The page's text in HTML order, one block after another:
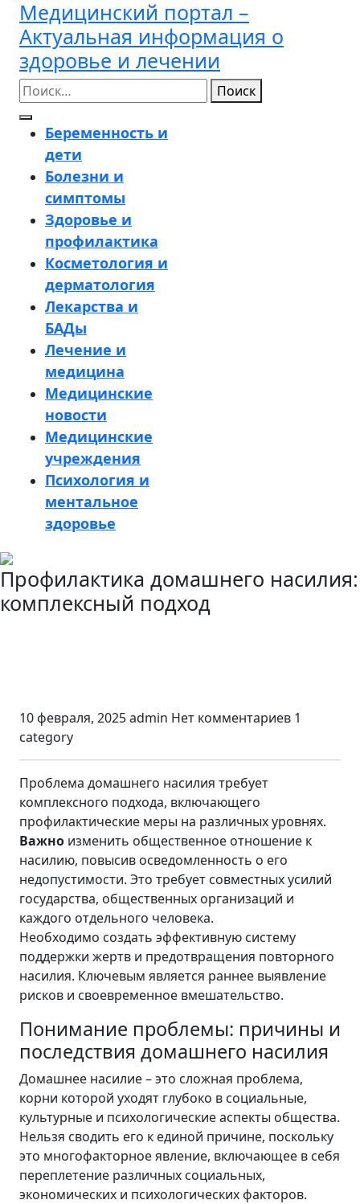
Перейти
содержимому
Медицинский портал –
Актуальная информация о
здоровье и лечении
Поиск
Кнопка
Открыть
Беременность и
дети
Болезни и
симптомы
Здоровье и
профилактика
Косметология и
дерматология
Лекарства и
БАДы
Лечение и
медицина
Медицинские
новости
Медицинские
учреждения
Психология и
ментальное
здоровье
Закрыть
Профилактика домашнего насилия:
комплексный подход
10 февраля, 2025admin Нет комментариев 1
category
Проблема домашнего насилия требует
комплексного подхода, включающего
профилактические меры на различных уровнях.
Важно изменить общественное отношение к
насилию, повысив осведомленность о его
недопустимости. Это требует совместных усилий
государства, общественных организаций и
каждого отдельного человека.
Необходимо создать эффективную систему
поддержки жертв и предотвращения повторного
насилия. Ключевым является раннее выявление
рисков и своевременное вмешательство.
Понимание проблемы: причины и
последствия домашнего насилия
Домашнее насилие – это сложная проблема,
корни которой уходят глубоко в социальные,
культурные и психологические аспекты общества.
Нельзя сводить его к единой причине, поскольку
это многофакторное явление, включающее в себя
переплетение различных социальных,
экономических и психологических факторов.